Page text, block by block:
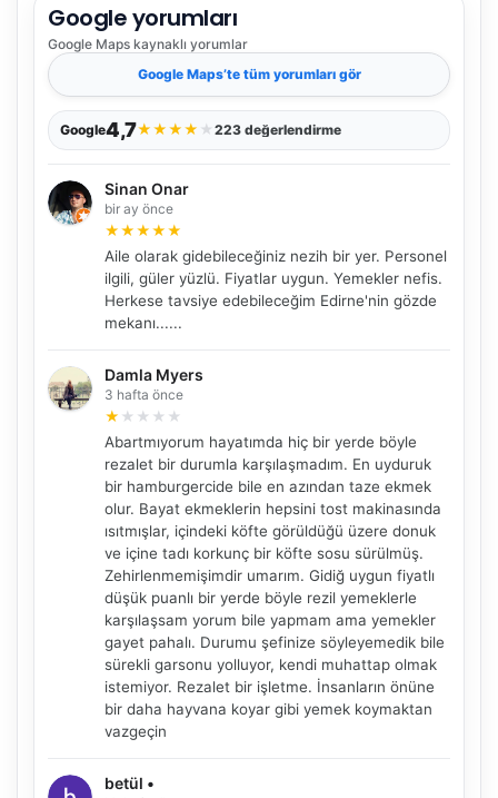
Google yorumları
Google Maps kaynaklı yorumlar
Google Maps’te tüm yorumları gör
Google4,7★★★★ ★ 223 değerlendirme
Sinan Onar
bir ay önce
★★★★★
Aile olarak gidebileceğiniz nezih bir yer. Personel
ilgili, güler yüzlü. Fiyatlar uygun. Yemekler nefis.
Herkese tavsiye edebileceğim Edirne'nin gözde
mekanı......
Damla Myers
3 hafta önce
★ ★ ★ ★ ★
Abartmıyorum hayatımda hiç bir yerde böyle
rezalet bir durumla karşılaşmadım. En uyduruk
bir hamburgercide bile en azından taze ekmek
olur. Bayat ekmeklerin hepsini tost makinasında
ısıtmışlar, içindeki köfte görüldüğü üzere donuk
ve içine tadı korkunç bir köfte sosu sürülmüş.
Zehirlenmemişimdir umarım. Gidiğ uygun fiyatlı
düşük puanlı bir yerde böyle rezil yemeklerle
karşılaşsam yorum bile yapmam ama yemekler
gayet pahalı. Durumu şefinize söyleyemedik bile
sürekli garsonu yolluyor, kendi muhattap olmak
istemiyor. Rezalet bir işletme. İnsanların önüne
bir daha hayvana koyar gibi yemek koymaktan
vazgeçin
betül •